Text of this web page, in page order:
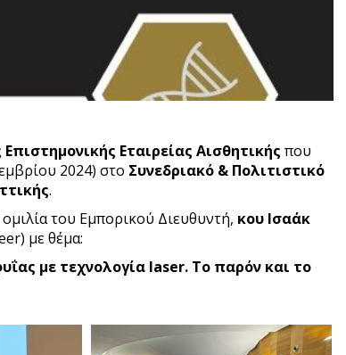
Εταιρείας Αισθητικής που
2024) στο Συνεδριακό & Πολιτιστικό
.
του Εμπορικού Διευθυντή, κου Ισαάκ
με θέμα:
με τεχνολογία laser. Το παρόν και το